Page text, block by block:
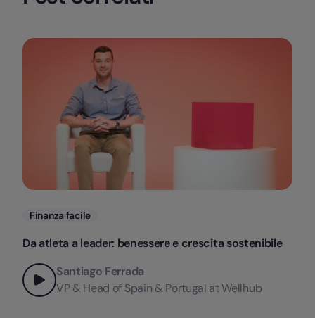
Categorie
Finanza facile
Da atleta a leader: benessere e crescita sostenibile
Santiago Ferrada
VP & Head of Spain & Portugal at Wellhub